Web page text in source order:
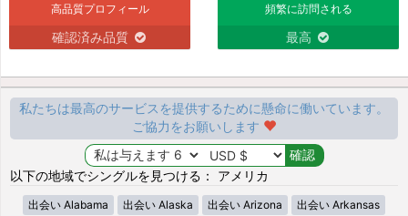
高品質プロフィール
確認済み品質
頻繁に訪問される
最高
私たちは最高のサービスを提供するために懸命に働いています。
ご協力をお願いします
以下の地域でシングルを見つける： アメリカ
出会い Alabama 出会い Alaska 出会い Arizona 出会い Arkansas